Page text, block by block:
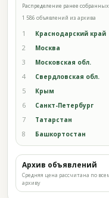
Распределение ранее
1 586 объявлений из архива
1 Краснодарский край
2 Москва
3 Московская обл.
4 Свердловская обл.
5 Крым
6 Санкт-Петербург
7 Татарстан
8 Башкортостан
Архив объявлений
Средняя цена рассчитана по
архиву